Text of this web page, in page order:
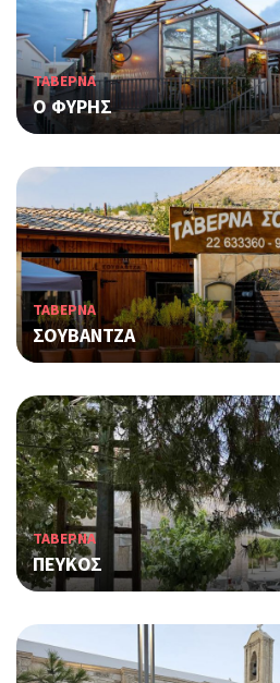
ΤΑΒΕΡΝΑ
Ο ΦΥΡΗΣ
ΤΑΒΕΡΝΑ
ΣΟΥΒΑΝΤΖΑ
ΤΑΒΕΡΝΑ
ΠΕΥΚΟΣ